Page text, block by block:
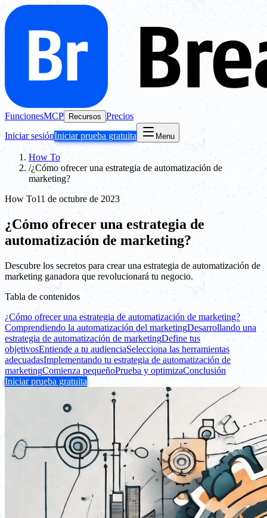
FuncionesMCP Recursos Precios
Iniciar sesiónIniciar prueba gratuita Menu
How To
/¿Cómo ofrecer una estrategia de automatización de
marketing?
How To11 de octubre de 2023
¿Cómo ofrecer una estrategia de
automatización de marketing?
Descubre los secretos para crear una estrategia de automatización de
marketing ganadora que revolucionará tu negocio.
Tabla de contenidos
¿Cómo ofrecer una estrategia de automatización de marketing?
Comprendiendo la automatización del marketingDesarrollando una
estrategia de automatización de marketingDefine tus
objetivosEntiende a tu audienciaSelecciona las herramientas
adecuadasImplementando tu estrategia de automatización de
marketingComienza pequeñoPrueba y optimizaConclusión
Iniciar prueba gratuita